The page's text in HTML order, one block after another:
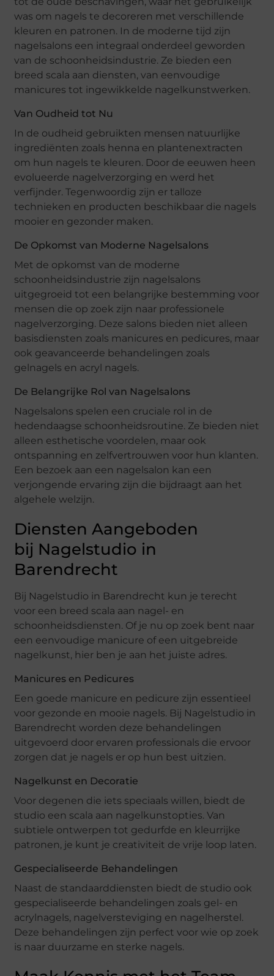
was om nagels te decoreren met verschillende
kleuren en patronen. In de moderne tijd zijn
nagelsalons een integraal onderdeel geworden
van de schoonheidsindustrie. Ze bieden een
breed scala aan diensten, van eenvoudige
manicures tot ingewikkelde nagelkunstwerken.
Van Oudheid tot Nu
In de oudheid gebruikten mensen natuurlijke
ingrediënten zoals henna en plantenextracten
om hun nagels te kleuren. Door de eeuwen heen
evolueerde nagelverzorging en werd het
verfijnder. Tegenwoordig zijn er talloze
technieken en producten beschikbaar die nagels
mooier en gezonder maken.
De Opkomst van Moderne Nagelsalons
Met de opkomst van de moderne
schoonheidsindustrie zijn nagelsalons
uitgegroeid tot een belangrijke bestemming voor
mensen die op zoek zijn naar professionele
nagelverzorging. Deze salons bieden niet alleen
basisdiensten zoals manicures en pedicures, maar
ook geavanceerde behandelingen zoals
gelnagels en acryl nagels.
De Belangrijke Rol van Nagelsalons
Nagelsalons spelen een cruciale rol in de
hedendaagse schoonheidsroutine. Ze bieden niet
alleen esthetische voordelen, maar ook
ontspanning en zelfvertrouwen voor hun klanten.
Een bezoek aan een nagelsalon kan een
verjongende ervaring zijn die bijdraagt aan het
algehele welzijn.
Diensten Aangeboden
bij Nagelstudio in
Barendrecht
Bij Nagelstudio in Barendrecht kun je terecht
voor een breed scala aan nagel- en
schoonheidsdiensten. Of je nu op zoek bent naar
een eenvoudige manicure of een uitgebreide
nagelkunst, hier ben je aan het juiste adres.
Manicures en Pedicures
Een goede manicure en pedicure zijn essentieel
voor gezonde en mooie nagels. Bij Nagelstudio in
Barendrecht worden deze behandelingen
uitgevoerd door ervaren professionals die ervoor
zorgen dat je nagels er op hun best uitzien.
Nagelkunst en Decoratie
Voor degenen die iets speciaals willen, biedt de
studio een scala aan nagelkunstopties. Van
subtiele ontwerpen tot gedurfde en kleurrijke
patronen, je kunt je creativiteit de vrije loop laten.
Gespecialiseerde Behandelingen
Naast de standaarddiensten biedt de studio ook
gespecialiseerde behandelingen zoals gel- en
acrylnagels, nagelversteviging en nagelherstel.
Deze behandelingen zijn perfect voor wie op zoek
is naar duurzame en sterke nagels.